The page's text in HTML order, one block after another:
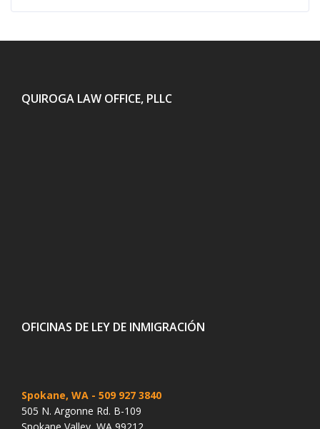
QUIROGA LAW OFFICE, PLLC
OFICINAS DE LEY DE INMIGRACIÓN
Spokane, WA - 509 927 3840
505 N. Argonne Rd. B-109